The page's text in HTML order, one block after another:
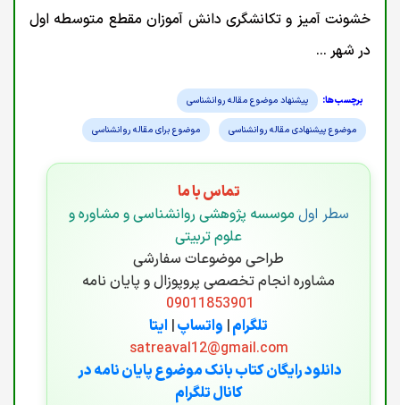
خشونت آمیز و تکانشگری دانش آموزان مقطع متوسطه اول
در شهر ...
پیشنهاد موضوع مقاله روانشناسی
موضوع پیشنهادی مقاله روانشناسی موضوع برای مقاله روانشناسی
تماس با ما
سطر اول موسسه پژوهشی روانشناسی و مشاوره و
علوم تربیتی
طراحی موضوعات سفارشی
مشاوره انجام تخصصی پروپوزال و پایان نامه
09011853901
تلگرام| واتساپ| ایتا
satreaval12@gmail.com
دانلود رایگان کتاب بانک موضوع پایان نامه در
کانال تلگرام